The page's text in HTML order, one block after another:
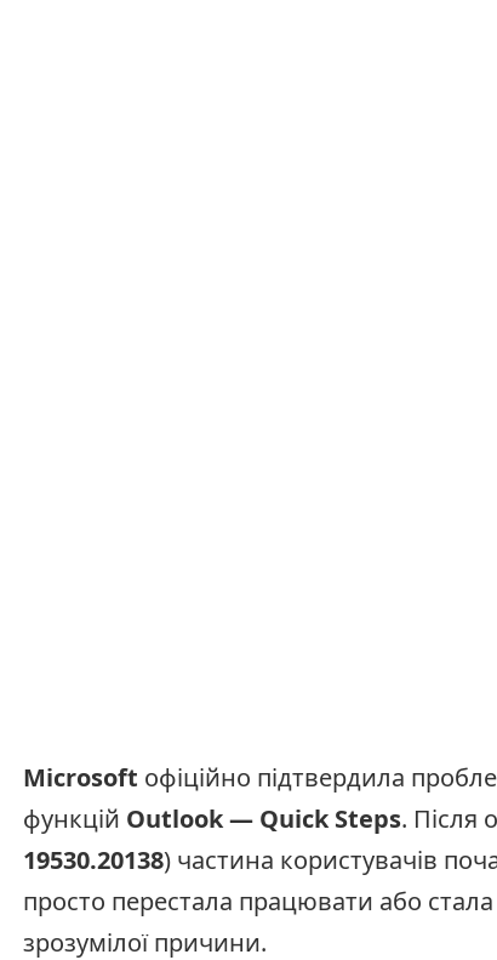
Microsoft офіційно підтвердила
функцій Outlook — Quick Steps. Після
19530.20138) частина користувачів
просто перестала працювати або
зрозумілої причини.